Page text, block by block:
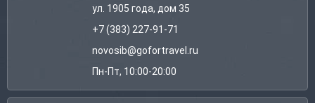
ул. 1905 года, дом 35
+7 (383) 227-91-71
novosib@gofortravel.ru
Пн-Пт, 10:00-20:00